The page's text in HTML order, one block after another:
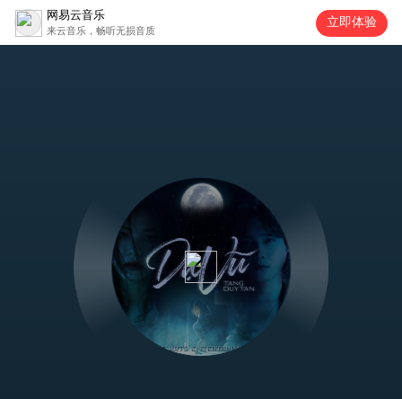
网易云音乐
来云音乐，畅听无损音质
立即体验